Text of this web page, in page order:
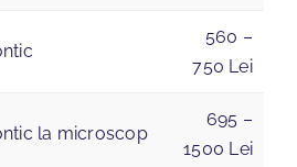
560 –
750 Lei
la microscop
695 –
1500 Lei